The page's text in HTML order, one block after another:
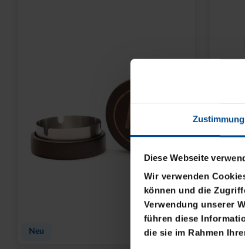
Zustimmung
Diese Webseite
Wir verwenden
können und die
Verwendung unserer
führen diese
die sie im Rahmen
Neu Neu